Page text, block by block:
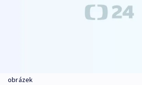
obrázek